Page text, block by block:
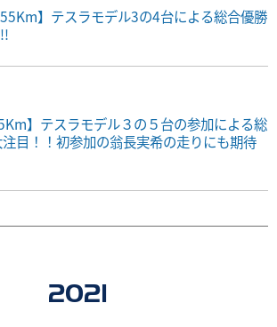
55Km】テスラモデル3の4台による総合優勝
】テスラモデル３の５台の参加による総
目！！初参加の翁長実希の走りにも期待
2021